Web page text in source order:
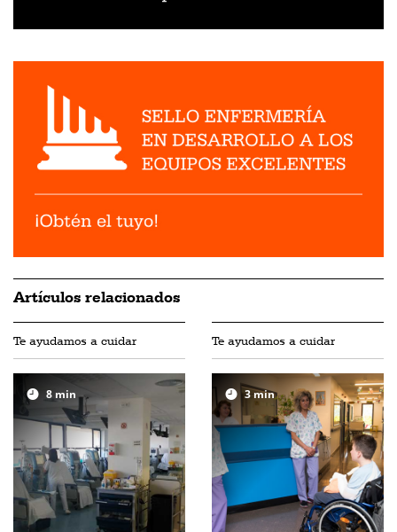
Artículos relacionados
Te ayudamos a cuidar
8 min
Te ayudamos a cuidar
3min